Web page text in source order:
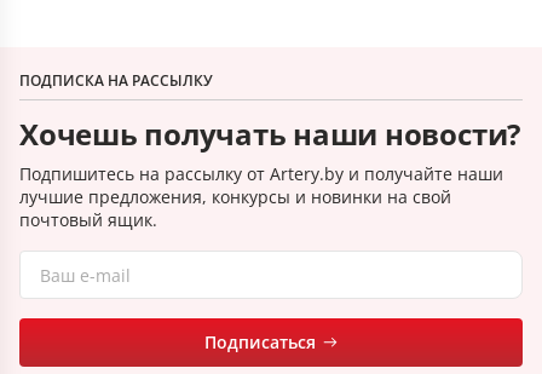
ПОДПИСКА НА РАССЫЛКУ
Хочешь получать наши новости?
Подпишитесь на рассылку от Artery.by и получайте наши
лучшие предложения, конкурсы и новинки на свой
почтовый ящик.
Подписаться